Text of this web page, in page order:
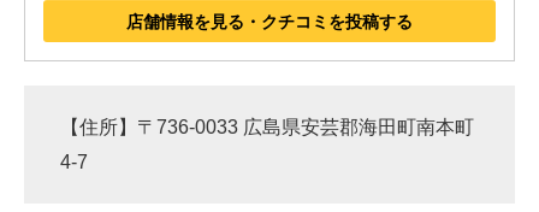
店舗情報を見る・クチコミを投稿する
【住所】〒736-0033 広島県安芸郡海田町南本町
4-7